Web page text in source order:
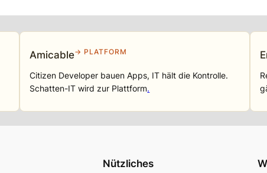
Amicable→ PLATFORM
Citizen Developer bauen Apps, IT hält die Kontrolle.
Schatten-IT wird zur Plattform.
Nützliches